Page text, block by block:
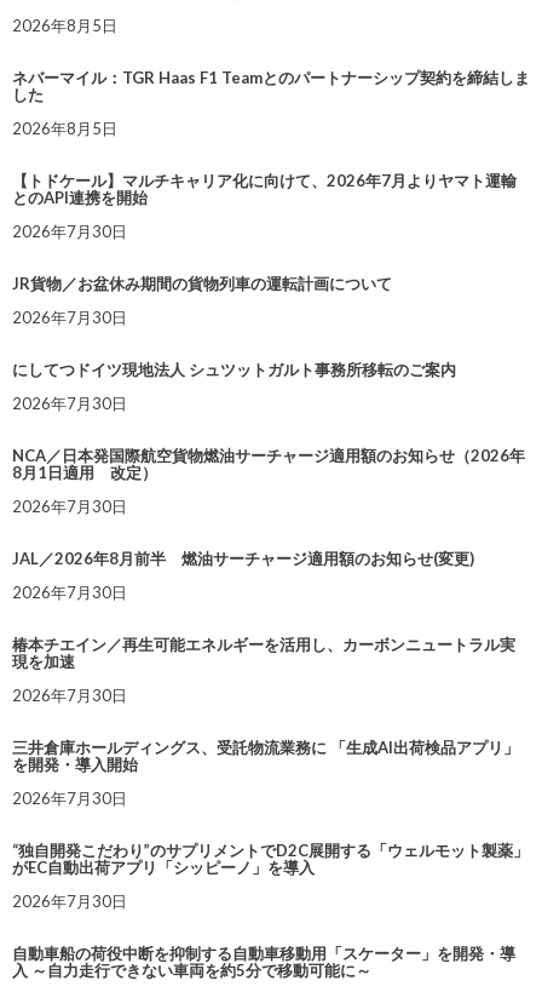
2026年8月5日
ネバーマイル：TGR Haas F1 Teamとのパートナーシップ契約を締結しま
した
2026年8月5日
【トドケール】マルチキャリア化に向けて、2026年7月よりヤマト運輸
とのAPI連携を開始
2026年7月30日
JR貨物／お盆休み期間の貨物列車の運転計画について
2026年7月30日
にしてつドイツ現地法人 シュツットガルト事務所移転のご案内
2026年7月30日
NCA／日本発国際航空貨物燃油サーチャージ適用額のお知らせ（2026年
8月1日適用 改定）
2026年7月30日
JAL／2026年8月前半 燃油サーチャージ適用額のお知らせ(変更)
2026年7月30日
椿本チエイン／再生可能エネルギーを活用し、カーボンニュートラル実
現を加速
2026年7月30日
三井倉庫ホールディングス、受託物流業務に 「生成AI出荷検品アプリ」
を開発・導入開始
2026年7月30日
“独自開発こだわり”のサプリメントでD2C展開する「ウェルモット製薬」
がEC自動出荷アプリ「シッピーノ」を導入
2026年7月30日
自動車船の荷役中断を抑制する自動車移動用「スケーター」を開発・導
入 ～自力走行できない車両を約5分で移動可能に～